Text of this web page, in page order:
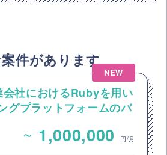
件があります
NEW
会社におけるRubyを用い
グプラットフォームのバ
~ 1,000,000 円/月